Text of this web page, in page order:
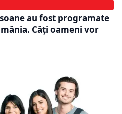
au fost programate
Câți oameni vor